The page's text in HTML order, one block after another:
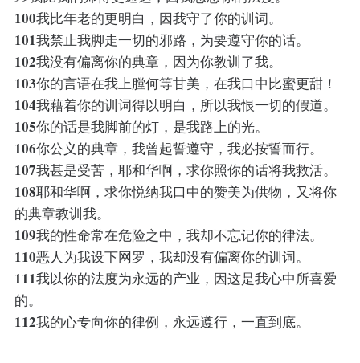
100我比年老的更明白，因我守了你的训词。
101我禁止我脚走一切的邪路，为要遵守你的话。
102我没有偏离你的典章，因为你教训了我。
103你的言语在我上膛何等甘美，在我口中比蜜更甜！
104我藉着你的训词得以明白，所以我恨一切的假道。
105你的话是我脚前的灯，是我路上的光。
106你公义的典章，我曾起誓遵守，我必按誓而行。
107我甚是受苦，耶和华啊，求你照你的话将我救活。
108耶和华啊，求你悦纳我口中的赞美为供物，又将你
的典章教训我。
109我的性命常在危险之中，我却不忘记你的律法。
110恶人为我设下网罗，我却没有偏离你的训词。
111我以你的法度为永远的产业，因这是我心中所喜爱
的。
112我的心专向你的律例，永远遵行，一直到底。